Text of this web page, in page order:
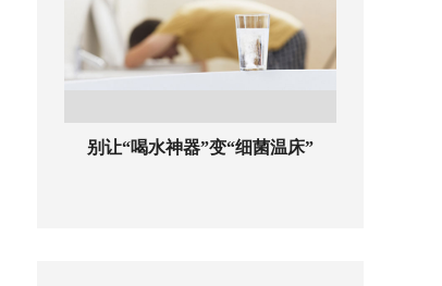
别让“喝水神器”变“细菌温床”